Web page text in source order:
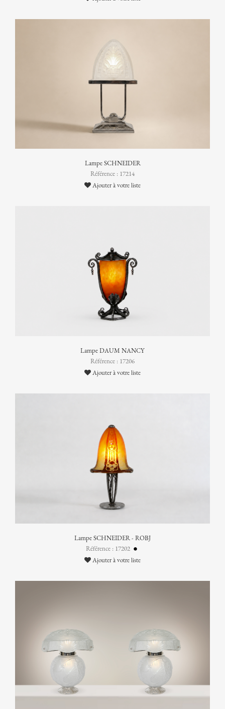
Lampe SCHNEIDER
Référence : 17214
Ajouter à votre liste
Lampe DAUM NANCY
Référence : 17206
Ajouter à votre liste
Lampe SCHNEIDER - ROBJ
Référence : 17202
Ajouter à votre liste